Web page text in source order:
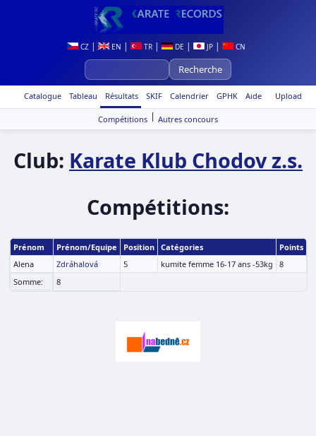
CZ| EN | TR| DE | JP| CN
Upload
Catalogue Tableau Résultats SKIF Calendrier GPHK Aide
Compétitions | Autres concours
Club: Karate Klub Chodov z.s.
Compétitions:
Prénom Prénom/Equipe Position Catégories
Points
Alena
Zdráhalová 5 kumite femme 16-17 ans -53kg
8
Somme:
8